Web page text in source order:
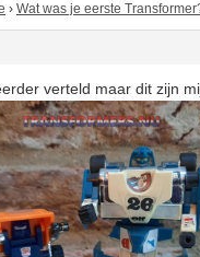
› Wat was je eerste
verteld maar dit zijn